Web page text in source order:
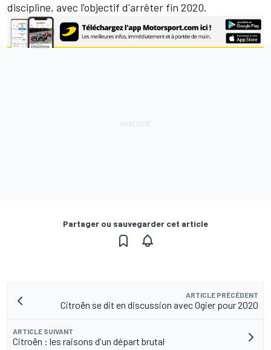
discipline, avec l'objectif d'arrêter fin 2020.
Partager ou sauvegarder cet article
ARTICLE PRÉCÉDENT
Citroën se dit en discussion avec Ogier pour 2020
ARTICLE SUIVANT
Citroën : les raisons d'un départ brutal